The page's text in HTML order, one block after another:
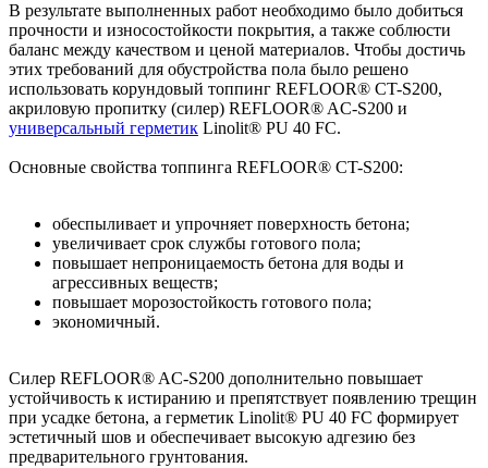
В результате выполненных работ необходимо было добиться
прочности и износостойкости покрытия, а также соблюсти
баланс между качеством и ценой материалов. Чтобы достичь
этих требований для обустройства пола было решено
использовать корундовый топпинг REFLOOR® CT-S200,
акриловую пропитку (силер) REFLOOR® AC-S200 и
универсальный герметик Linolit® PU 40 FC.
Основные свойства топпинга REFLOOR® CT-S200:
обеспыливает и упрочняет поверхность бетона;
увеличивает срок службы готового пола;
повышает непроницаемость бетона для воды и
агрессивных веществ;
повышает морозостойкость готового пола;
экономичный.
Силер REFLOOR® AC-S200 дополнительно повышает
устойчивость к истиранию и препятствует появлению трещин
при усадке бетона, а герметик Linolit® PU 40 FC формирует
эстетичный шов и обеспечивает высокую адгезию без
предварительного грунтования.